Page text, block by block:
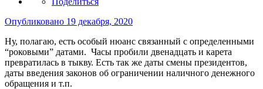
Опубликовано 19 декабря, 2020
Ну, полагаю, есть особый нюанс связанный с определенными
“роковыми” датами. Часы пробили двенадцать и карета
превратилась в тыкву. Есть так же даты смены президентов,
даты введения законов об ограничении наличного денежного
обращения и т.п.